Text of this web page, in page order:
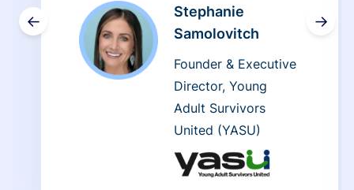
←
Stephanie
Samolovitch
Founder & Executive
Director, Young
Adult Survivors
United (YASU)
→